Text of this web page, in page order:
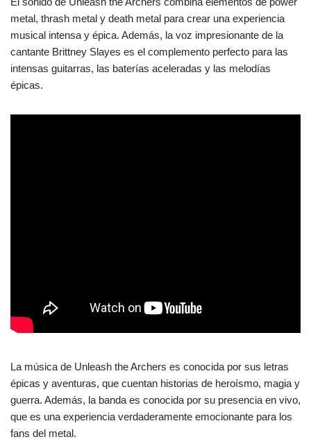
metal, thrash metal y death metal para crear una experiencia
musical intensa y épica. Además, la voz impresionante de la
cantante Brittney Slayes es el complemento perfecto para las
intensas guitarras, las baterías aceleradas y las melodías
épicas.
La música de Unleash the Archers es conocida por sus letras
épicas y aventuras, que cuentan historias de heroísmo, magia y
guerra. Además, la banda es conocida por su presencia en vivo,
que es una experiencia verdaderamente emocionante para los
fans del metal.